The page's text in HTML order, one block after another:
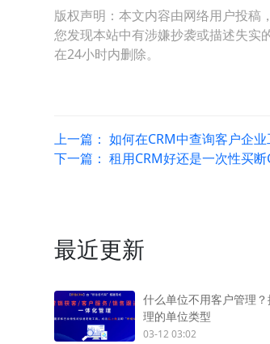
版权声明：本文内容由网络用户投稿
您发现本站中有涉嫌抄袭或描述失
在24小时内删除。
上一篇：如何在CRM中查询客户企业
下一篇：租用CRM好还是一次性买断
最近更新
什么单位不用客户管理
理的单位类型
03-12 03:02